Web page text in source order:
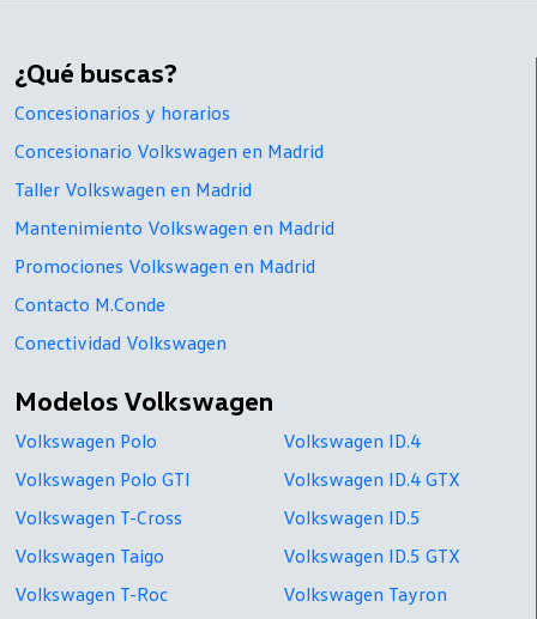
¿Qué buscas?
Concesionarios y horarios
Concesionario Volkswagen en Madrid
Taller Volkswagen en Madrid
Mantenimiento Volkswagen en Madrid
Promociones Volkswagen en Madrid
Contacto M.Conde
Conectividad Volkswagen
Modelos Volkswagen
Volkswagen Polo
Volkswagen Polo GTI
Volkswagen T-Cross
Volkswagen Taigo
Volkswagen T-Roc
Volkswagen ID.4
Volkswagen ID.4 GTX
Volkswagen ID.5
Volkswagen ID.5 GTX
Volkswagen Tayron